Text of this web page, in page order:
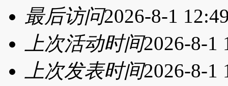
最后访问2026-8-1
上次活动时间2026-8-1
上次发表时间2026-8-1